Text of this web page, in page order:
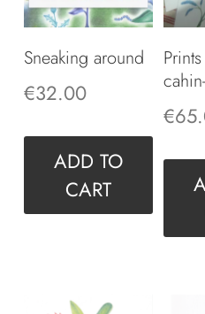
Sneaking around
€32.00
ADD TO
CART
€